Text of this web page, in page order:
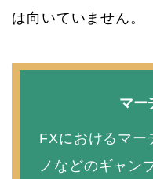
は向いていません。
マー
FXにおけるマー
ノなどのギャン